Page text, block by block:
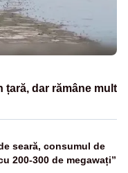
țară, dar rămâne mult
seară, consumul de
200-300 de megawați”